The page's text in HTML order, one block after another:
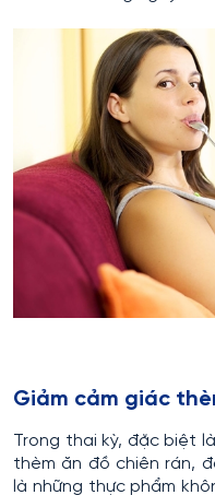
Giảm cảm giác
Trong thai kỳ, đặc biệt
thèm ăn đồ chiên rán,
là những thực phẩm